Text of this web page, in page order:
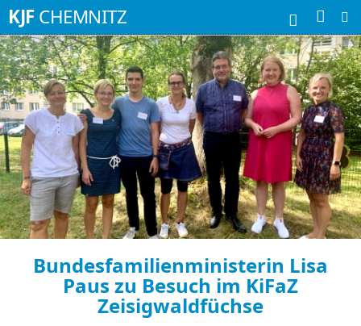
KJF CHEMNITZ Suchbegriffe
Bundesfamilienministerin Lisa
Paus zu Besuch im KiFaZ
Zeisigwaldfüchse